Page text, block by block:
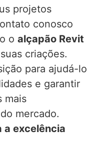
projetos
conosco
o alçapão Revit
criações.
para ajudá-lo
e garantir
mais
mercado.
a excelência